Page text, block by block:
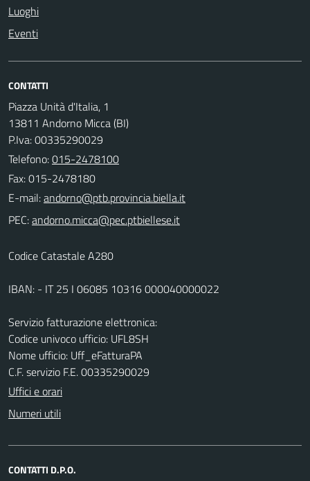
Luoghi
Eventi
CONTATTI
Piazza Unità d'Italia, 1
13811 Andorno Micca (BI)
P.Iva: 00335290029
Telefono:015-2478100
Fax: 015-2478180
E-mail:
PEC:
Codice Catastale A280
IBAN: - IT 25 I 06085 10316 000040000022
Servizio fatturazione elettronica:
Codice univoco ufficio: UFL8SH
Nome ufficio: Uff_eFatturaPA
C.F. servizio F.E. 00335290029
Uffici e orari
Numeri utili
CONTATTI D.P.O.